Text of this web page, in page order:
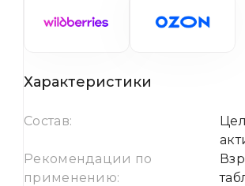
Характеристики
Состав:
Рекомендации по
применению: